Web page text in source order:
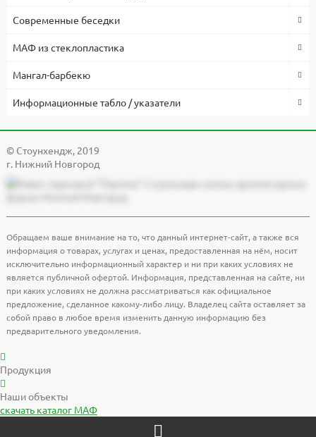
Современные беседки
МАФ из стеклопластика
Мангал-барбекю
Информационные табло / указатели
© Cтоунхендж, 2019
г. Нижний Новгород
Обращаем ваше внимание на то, что данный интернет-сайт, а также вся
информация о товарах, услугах и ценах, предоставленная на нём, носит
исключительно информационный характер и ни при каких условиях не
является публичной офертой. Информация, представленная на сайте, ни
при каких условиях не должна рассматриваться как официальное
предложение, сделанное какому-либо лицу. Владелец сайта оставляет за
собой право в любое время изменить данную информацию без
предварительного уведомления.
Продукция
Наши объекты
скачать каталог МАФ